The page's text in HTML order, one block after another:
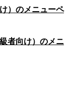
）のメニューペ
者向け）のメニ